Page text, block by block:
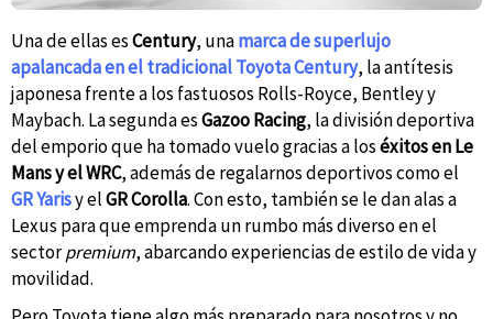
Una de ellas esCentury, unamarca de superlujo
apalancada en el tradicional Toyota Century, la antítesis
japonesa frente a los fastuosos Rolls-Royce, Bentley y
Maybach. La segunda esGazoo Racing, la división deportiva
del emporio que ha tomado vuelo gracias a loséxitos en Le
Mans y el WRC, además de regalarnos deportivos como el
GR Yarisy elGR Corolla. Con esto, también se le dan alas a
Lexus para que emprenda un rumbo más diverso en el
sectorpremium, abarcando experiencias de estilo de vida y
movilidad.